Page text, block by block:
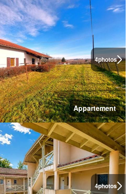
4photos
Appartement
4photos